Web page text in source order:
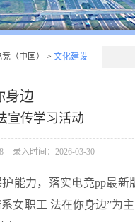
（中国） > 文化建设
身边
传学习活动
录入时间：2026-03-30
能力，落实电竞pp最新
女职工 法在你身边”为